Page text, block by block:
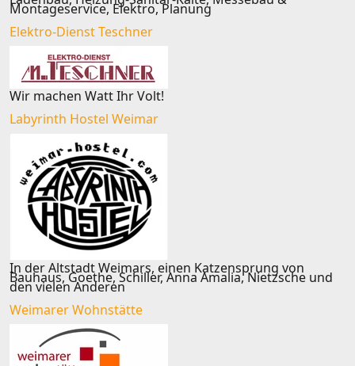
Montageservice, Elektro, Planung
Elektro-Dienst Teschner
Wir machen Watt Ihr Volt!
Labyrinth Hostel Weimar
In der Altstadt Weimars, einen Katzensprung von
Bauhaus, Goethe, Schiller, Anna Amalia, Nietzsche und
den vielen Anderen
Weimarer Wohnstätte